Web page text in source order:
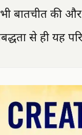
भी बातचीत की
से ही यह